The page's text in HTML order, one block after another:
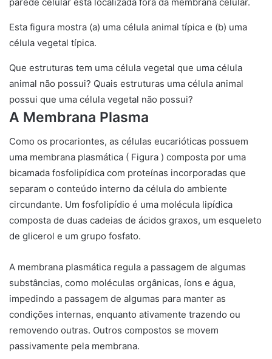
Esta figura mostra (a) uma célula animal típica e (b) uma
célula vegetal típica.
Que estruturas tem uma célula vegetal que uma célula
animal não possui? Quais estruturas uma célula animal
possui que uma célula vegetal não possui?
A Membrana Plasma
Como os procariontes, as células eucarióticas possuem
uma membrana plasmática ( Figura ) composta por uma
bicamada fosfolipídica com proteínas incorporadas que
separam o conteúdo interno da célula do ambiente
circundante. Um fosfolipídio é uma molécula lipídica
composta de duas cadeias de ácidos graxos, um esqueleto
de glicerol e um grupo fosfato.
A membrana plasmática regula a passagem de algumas
substâncias, como moléculas orgânicas, íons e água,
impedindo a passagem de algumas para manter as
condições internas, enquanto ativamente trazendo ou
removendo outras. Outros compostos se movem
passivamente pela membrana.